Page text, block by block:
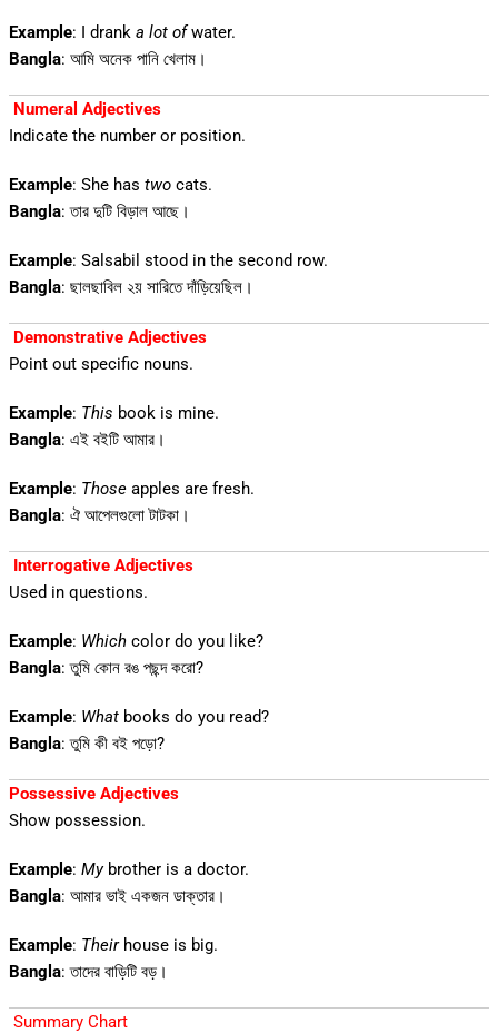
Example: I drank a lot ofwater.
Bangla: আমি অনেক পানি খেলাম।
Numeral Adjectives
Indicate the number or position.
Example: She has twocats.
Bangla: তার দুটি বিড়াল আছে।
Example: Salsabil stood in the second row.
Bangla: ছালছাবিল ২য় সারিতে দাঁড়িয়েছিল।
Demonstrative Adjectives
Point out specific nouns.
Example: This book is mine.
Bangla: এই বইটি আমার।
Example: Thoseapples are fresh.
Bangla: ঐ আপেলগুলো টাটকা।
Interrogative Adjectives
Used in questions.
Example: Whichcolor do you like?
Bangla: তুমি কোন রঙ পছন্দ করো?
Example: Whatbooks do you read?
Bangla: তুমি কী বই পড়ো?
Possessive Adjectives
Show possession.
Example: Mybrother is a doctor.
Bangla: আমার ভাই একজন ডাক্তার।
Example: Theirhouse is big.
Bangla: তাদের বাড়িটি বড়।
Summary Chart